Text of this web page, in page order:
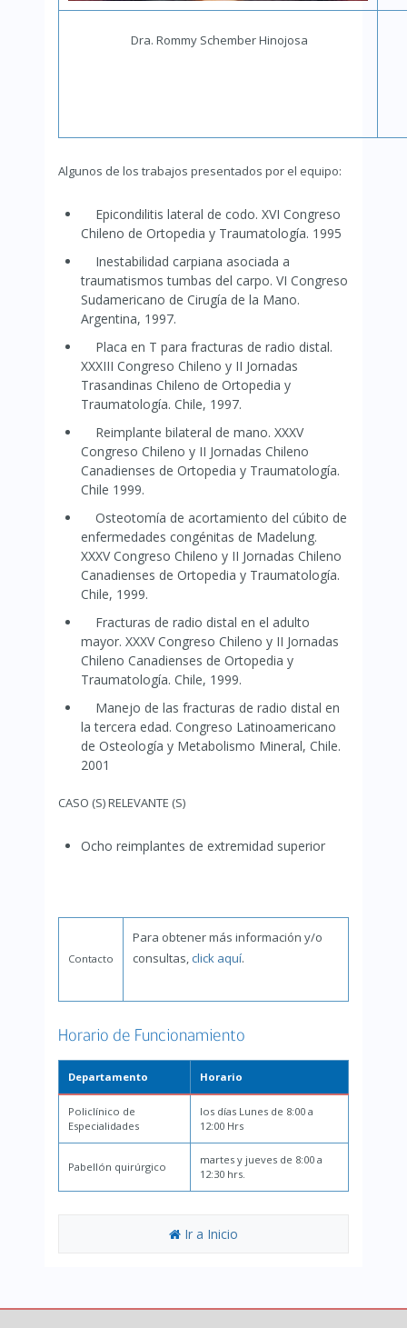
Dra. Rommy Schember Hinojosa
Algunos de los trabajos presentados por el equipo:
Epicondilitis lateral de codo. XVI Congreso
Chileno de Ortopedia y Traumatología. 1995
Inestabilidad carpiana asociada a
traumatismos tumbas del carpo. VI Congreso
Sudamericano de Cirugía de la Mano.
Argentina, 1997.
Placa en T para fracturas de radio distal.
XXXIII Congreso Chileno y II Jornadas
Trasandinas Chileno de Ortopedia y
Traumatología. Chile, 1997.
Reimplante bilateral de mano. XXXV
Congreso Chileno y II Jornadas Chileno
Canadienses de Ortopedia y Traumatología.
Chile 1999.
Osteotomía de acortamiento del cúbito de
enfermedades congénitas de Madelung.
XXXV Congreso Chileno y II Jornadas Chileno
Canadienses de Ortopedia y Traumatología.
Chile, 1999.
Fracturas de radio distal en el adulto
mayor. XXXV Congreso Chileno y II Jornadas
Chileno Canadienses de Ortopedia y
Traumatología. Chile, 1999.
Manejo de las fracturas de radio distal en
la tercera edad. Congreso Latinoamericano
de Osteología y Metabolismo Mineral, Chile.
2001
CASO (S) RELEVANTE (S)
Ocho reimplantes de extremidad superior
Contacto
Para obtener más información y/o
consultas,click aquí.
Horario de Funcionamiento
Departamento Horario
Policlínico de
Especialidades
los días Lunes de 8:00 a
12:00 Hrs
Pabellón quirúrgico
martes y jueves de 8:00 a
12:30 hrs.
Ir a Inicio